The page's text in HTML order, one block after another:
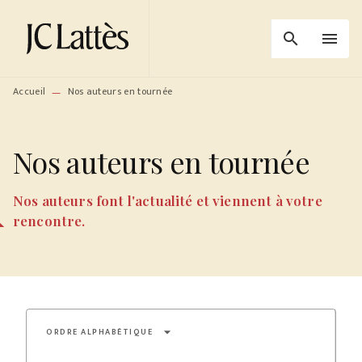
MENU RECHERCHE
PIED DE PAGE
search menu
Accueil — Nos auteurs en tournée
Nos auteurs en tournée
Nos auteurs font l'actualité et viennent à votre
rencontre.
ORDRE ALPHABÉTIQUE arrow_drop_down